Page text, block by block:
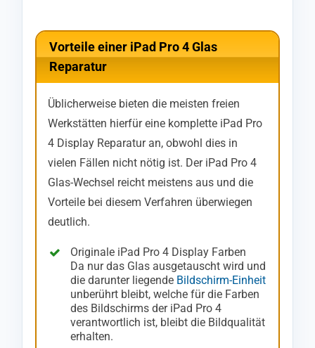
Vorteile einer iPad Pro 4 Glas
Reparatur
Üblicherweise bieten die meisten freien
Werkstätten hierfür eine komplette iPad Pro
4 Display Reparatur an, obwohl dies in
vielen Fällen nicht nötig ist. Der iPad Pro 4
Glas-Wechsel reicht meistens aus und die
Vorteile bei diesem Verfahren überwiegen
deutlich.
Originale iPad Pro 4 Display Farben
Da nur das Glas ausgetauscht wird und
die darunter liegende Bildschirm-Einheit
unberührt bleibt, welche für die Farben
des Bildschirms der iPad Pro 4
verantwortlich ist, bleibt die Bildqualität
erhalten.